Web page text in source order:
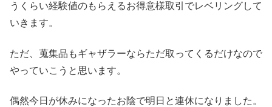
うくらい経験値のもらえるお得意様取引でレベリングして
いきます。
ただ、蒐集品もギャザラーならただ取ってくるだけなので
やっていこうと思います。
偶然今日が休みになったお陰で明日と連休になりました。